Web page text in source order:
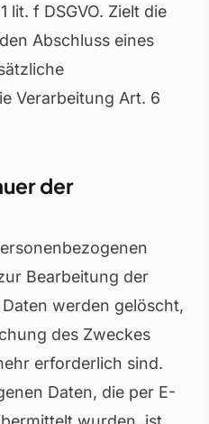
lit. f DSGVO. Zielt die
Abschluss eines
Verarbeitung Art. 6
der
Bearbeitung der
werden gelöscht,
des Zweckes
erforderlich sind.
Daten, die per E-